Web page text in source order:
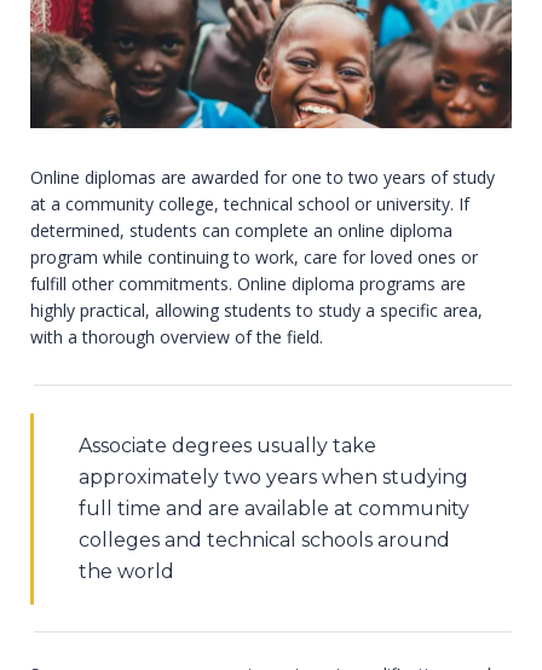
Online diplomas are awarded for one to two years of study
at a community college, technical school or university. If
determined, students can complete an online diploma
program while continuing to work, care for loved ones or
fulfill other commitments. Online diploma programs are
highly practical, allowing students to study a specific area,
with a thorough overview of the field.
Associate degrees usually take
approximately two years when studying
full time and are available at community
colleges and technical schools around
the world